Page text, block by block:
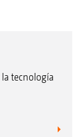
tecnología